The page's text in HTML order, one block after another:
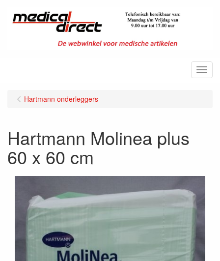
Menu
Hartmann onderleggers
Hartmann Molinea plus
60 x 60 cm